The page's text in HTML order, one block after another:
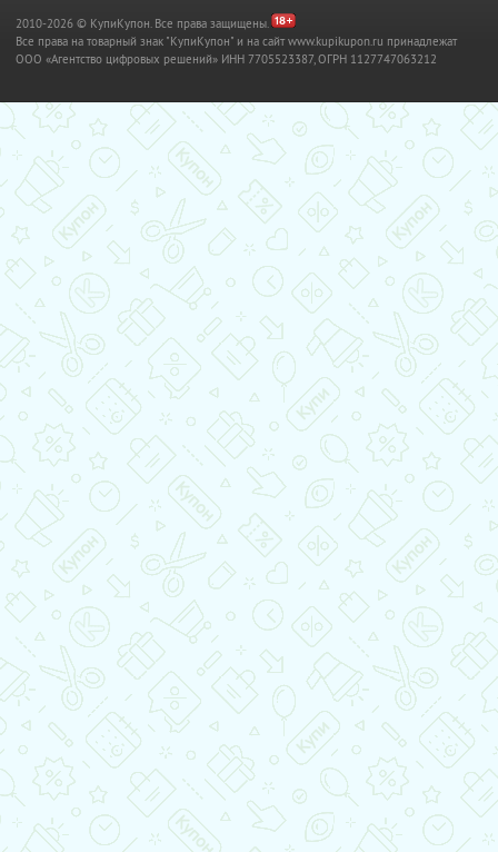
2010-2026 © КупиКупон. Все права защищены.
Все права на товарный знак "КупиКупон" и на сайт www.kupikupon.ru принадлежат
OOO «Агентство цифровых решений» ИНН 7705523387, ОГРН 1127747063212